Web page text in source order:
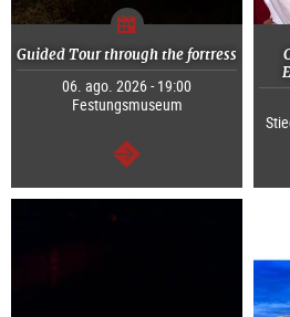
Guided Tour through the fortress
06. ago. 2026 - 19:00
Festungsmuseum
continuar